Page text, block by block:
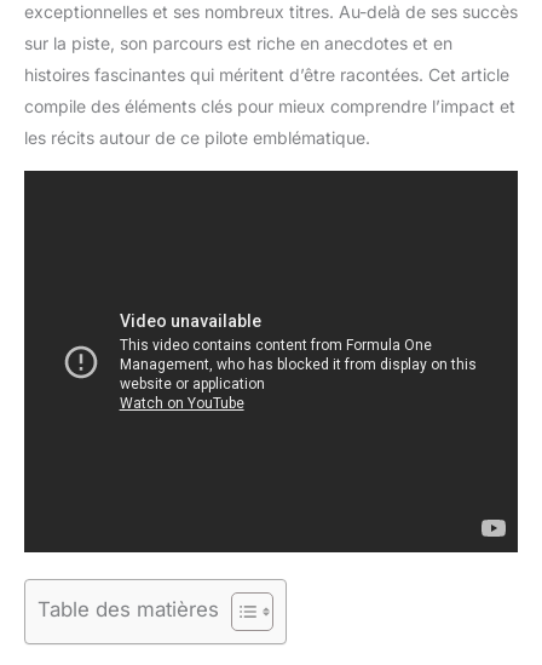
exceptionnelles et ses nombreux titres. Au-delà de ses succès
sur la piste, son parcours est riche en anecdotes et en
histoires fascinantes qui méritent d’être racontées. Cet article
compile des éléments clés pour mieux comprendre l’impact et
les récits autour de ce pilote emblématique.
Table des matières